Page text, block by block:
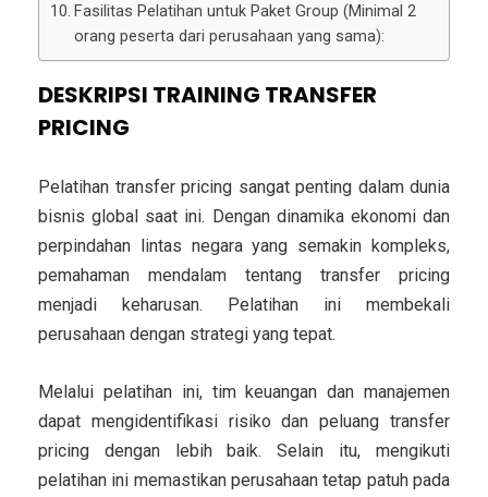
Fasilitas Pelatihan untuk Paket Group (Minimal 2
orang peserta dari perusahaan yang sama):
DESKRIPSI TRAINING TRANSFER
PRICING
Pelatihan transfer pricing sangat penting dalam dunia
bisnis global saat ini. Dengan dinamika ekonomi dan
perpindahan lintas negara yang semakin kompleks,
pemahaman mendalam tentang transfer pricing
menjadi keharusan. Pelatihan ini membekali
perusahaan dengan strategi yang tepat.
Melalui pelatihan ini, tim keuangan dan manajemen
dapat mengidentifikasi risiko dan peluang transfer
pricing dengan lebih baik. Selain itu, mengikuti
pelatihan ini memastikan perusahaan tetap patuh pada